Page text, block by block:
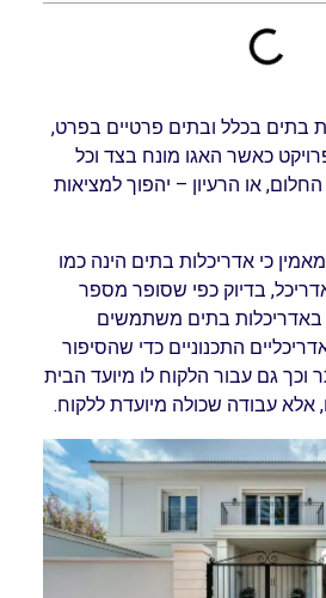
בתים בכלל ובתים פרטיים בפרט,
כאשר האגו מונח בצד וכל
החלום, או הרעיון – יהפוך למציאות
כי אדריכלות בתים הינה כמו
בדיוק כפי שסופר מספר
באדריכלות בתים משתמשים
התכנוניים כדי שהסיפור
וכך גם עבור הלקוח לו מיועד הבית
אלא עבודה שכולה מיועדת ללקוח.